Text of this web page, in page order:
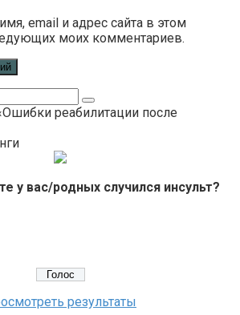
email и адрес сайта в этом
моих комментариев.
реабилитации после
у вас/родных случился инсульт?
результаты